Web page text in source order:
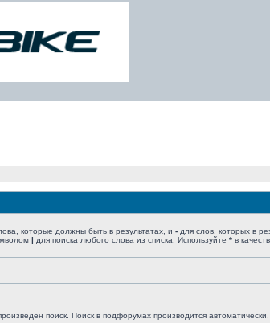
которые должны быть в результатах, и - для слов, которых в
| для поиска любого слова из списка. Используйте * в
поиск. Поиск в подфорумах производится